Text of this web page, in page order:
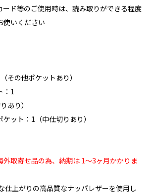
ード等のご使用時は、読み取りができる程度
使いください
その他ポケットあり）
：1
あり）
ット：1（中仕切りあり）
外取寄せ品の為、納期は 1〜3ヶ月かかりま
仕上がりの高品質なナッパレザーを使用し